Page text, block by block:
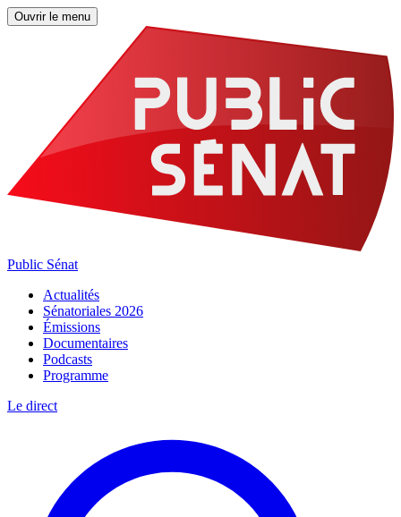
Ouvrir le menu
Public Sénat
Actualités
Sénatoriales 2026
Émissions
Documentaires
Podcasts
Programme
Le direct